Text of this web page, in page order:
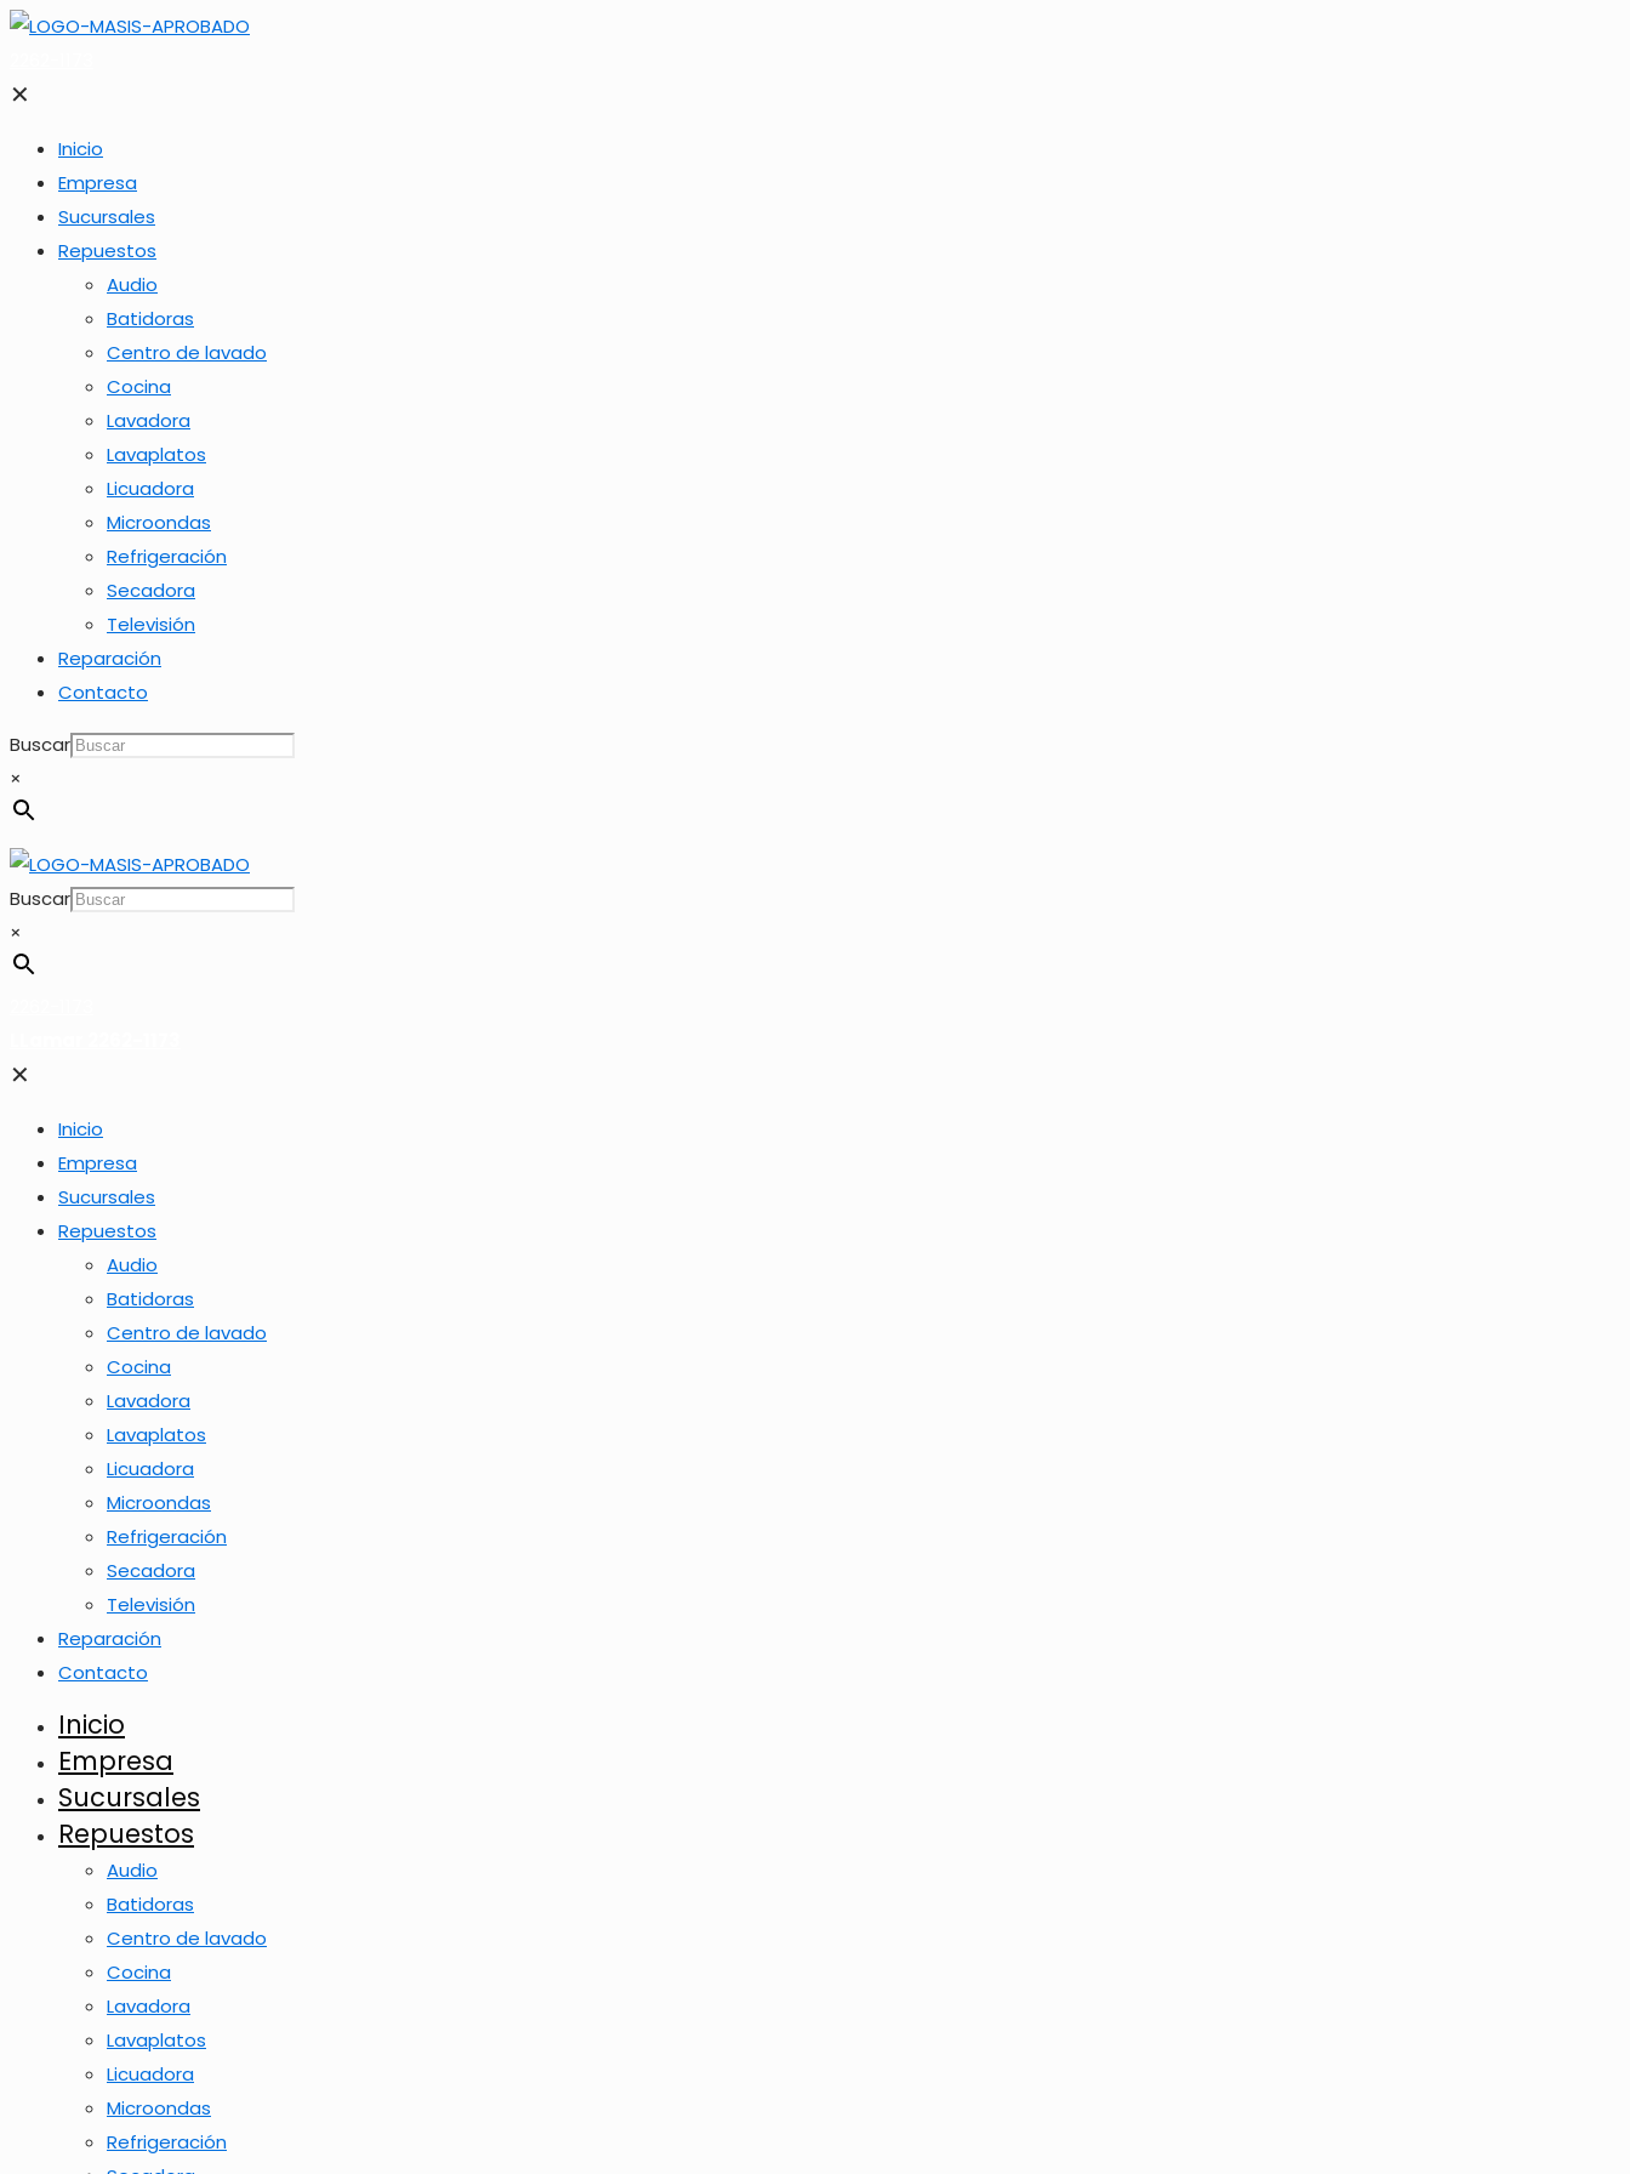
✕
Inicio
Empresa
Sucursales
Repuestos
Audio
Batidoras
Centro de lavado
Cocina
Lavadora
Lavaplatos
Licuadora
Microondas
Refrigeración
Secadora
Televisión
Reparación
Contacto
Buscar
×
Buscar
×
✕
Inicio
Empresa
Sucursales
Repuestos
Audio
Batidoras
Centro de lavado
Cocina
Lavadora
Lavaplatos
Licuadora
Microondas
Refrigeración
Secadora
Televisión
Reparación
Contacto
Inicio
Empresa
Sucursales
Repuestos
Audio
Batidoras
Centro de lavado
Cocina
Lavadora
Lavaplatos
Licuadora
Microondas
Refrigeración